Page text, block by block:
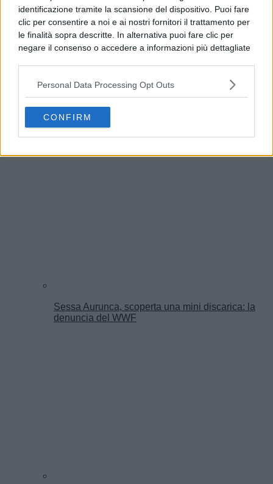
identificazione tramite la scansione del dispositivo. Puoi fare
clic per consentire a noi e ai nostri fornitori il trattamento per
le finalità sopra descritte. In alternativa puoi fare clic per
negare il consenso o accedere a informazioni più dettagliate
possono non richiedere il tuo consenso, ma hai il diritto di
opporti a tale trattamento. Le tue preferenze si
preferenze in qualsiasi momento ritornando su questo sito o
consultando la nostrainformativa sulla riservatezza.
Personal Data Processing Opt Outs
CONFIRM
Cinghiali in Cilento , i Circoli dell’Ambiente:
“Necessario un intervento per tutelare cittadini e
fauna selvatica”
Sessa Aurunca, scoperta una mini discarica: la
denuncia del WWF